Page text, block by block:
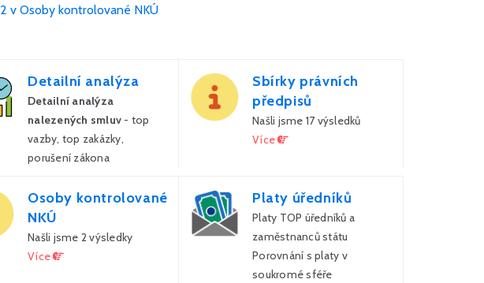
2 v Osoby kontrolované NKÚ
Detailní analýza
Detailní analýza
nalezených smluv - top
vazby, top zakázky,
porušení zákona
Sbírky právních
předpisů
Našli jsme 17 výsledků
Více
Osoby kontrolované
NKÚ
Našli jsme 2 výsledky
Více
Platy úředníků
Platy TOP úředníků a
zaměstnanců státu
Porovnání s platy v
soukromé sféře